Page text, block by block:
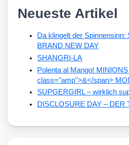
Neueste Artikel
Da klingelt der
BRAND NEW DAY
SHANGRI-LA
Polenta al Mango!
class="amp">&</span>
SUPGERGIRL – wirklich
DISCLOSURE DAY – DER